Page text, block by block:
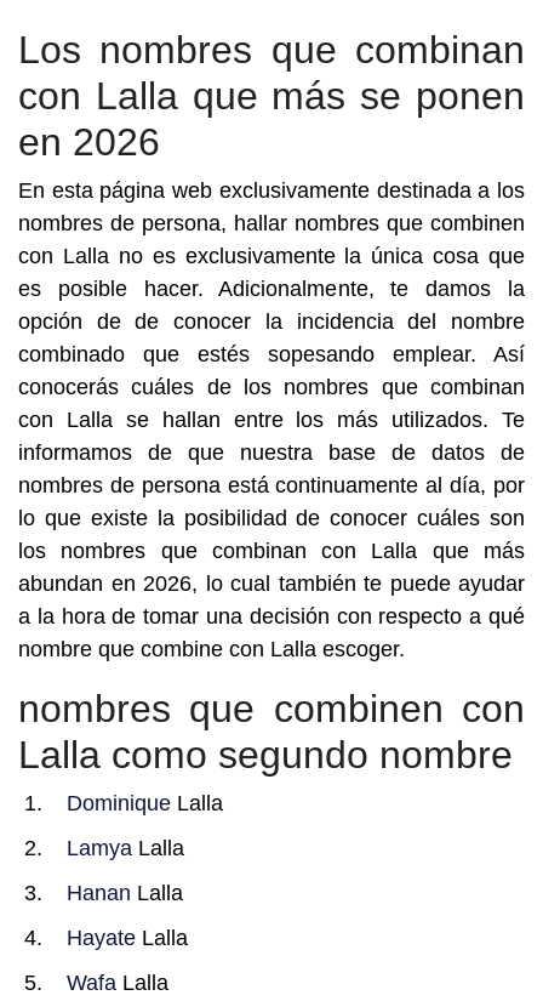
Los nombres que combinan
con Lalla que más se ponen
en 2026
En esta página web exclusivamente destinada a los
nombres de persona, hallar nombres que combinen
con Lalla no es exclusivamente la única cosa que
es posible hacer. Adicionalmente, te damos la
opción de de conocer la incidencia del nombre
combinado que estés sopesando emplear. Así
conocerás cuáles de los nombres que combinan
con Lalla se hallan entre los más utilizados. Te
informamos de que nuestra base de datos de
nombres de persona está continuamente al día, por
lo que existe la posibilidad de conocer cuáles son
los nombres que combinan con Lalla que más
abundan en 2026, lo cual también te puede ayudar
a la hora de tomar una decisión con respecto a qué
nombre que combine con Lalla escoger.
nombres que combinen con
Lalla como segundo nombre
Dominique Lalla
Lamya Lalla
Hanan Lalla
Hayate Lalla
Wafa Lalla